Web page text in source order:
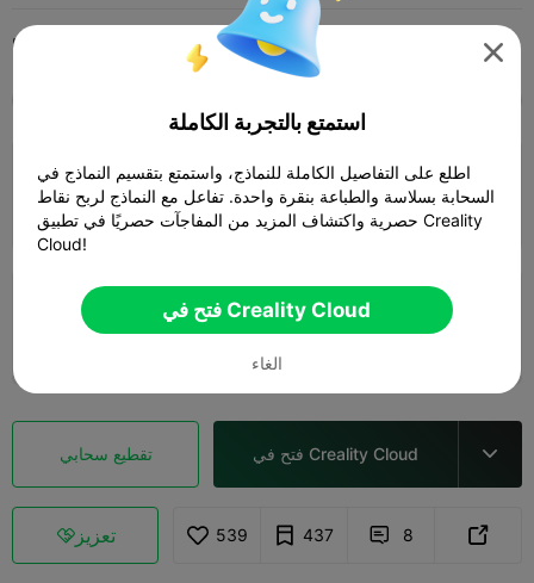
Print Settings (2) إضافة طابعات ثلاثية الأبعاد قطع غيار الطابعة ثلاثية الأبعاد 
0.2mm layer, 2 walls, 15% infill
30m 02s  1 plates 4.26g
0.2mm layer, 2 walls, 10% infill
تقطيع سحابي فتح في Creality Cloud 
تعزيز 539 437  8 

استمتع بالتجربة الكاملة
اطلع على التفاصيل الكاملة للنماذج، واستمتع بتقسيم النماذج في
السحابة بسلاسة والطباعة بنقرة واحدة. تفاعل مع النماذج لربح نقاط
حصرية واكتشاف المزيد من المفاجآت حصريًا في تطبيق Creality
Cloud!
فتح في Creality Cloud
الغاء